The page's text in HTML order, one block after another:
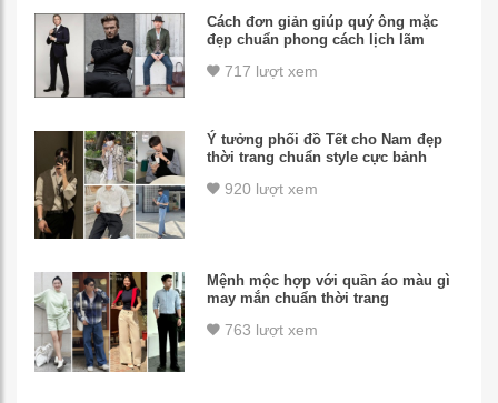
Cách đơn giản giúp quý ông mặc
đẹp chuẩn phong cách lịch lãm
717 lượt xem
Ý tưởng phối đồ Tết cho Nam đẹp
thời trang chuẩn style cực bảnh
920 lượt xem
Mệnh mộc hợp với quần áo màu gì
may mắn chuẩn thời trang
763 lượt xem